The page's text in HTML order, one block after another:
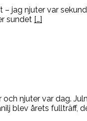
jag njuter var
sundet […]
njuter var dag.
blev årets fullträff,